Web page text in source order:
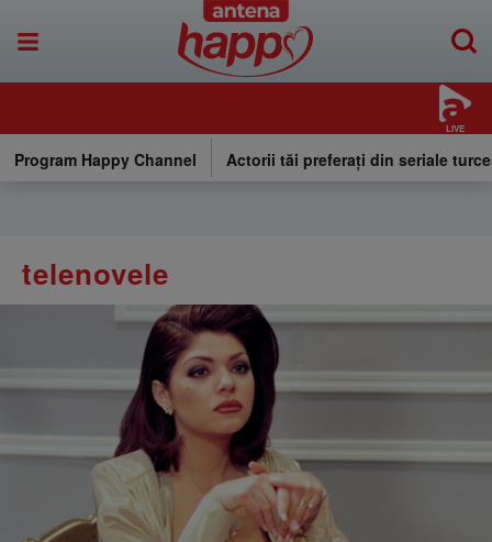
LIVE
Program Happy Channel Actorii tăi preferați din seriale
telenovele